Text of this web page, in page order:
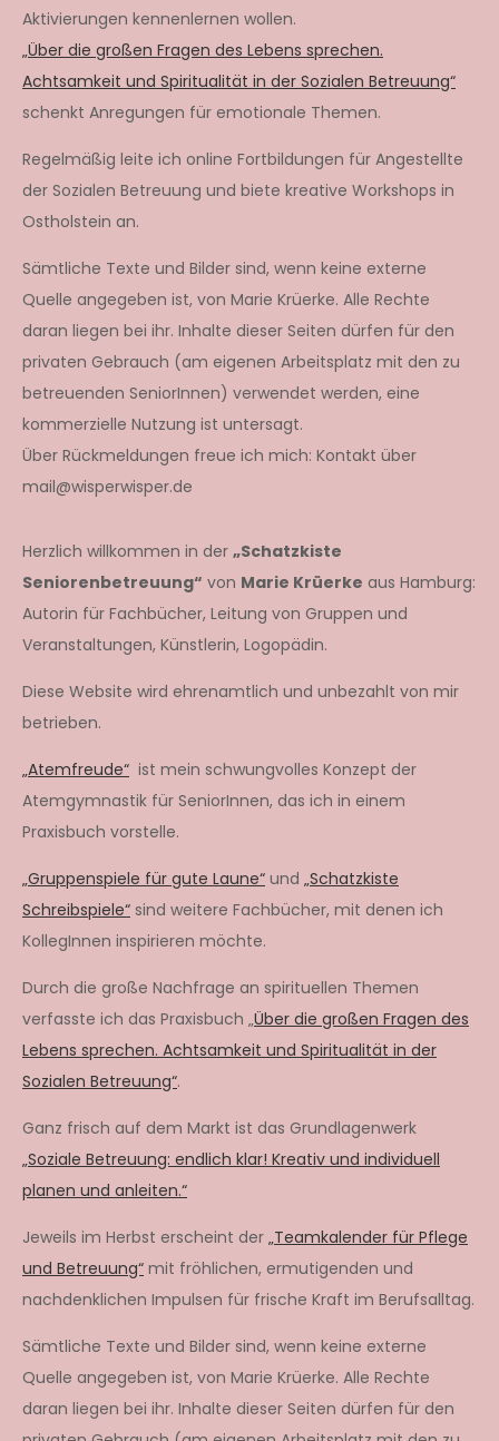
Aktivierungen kennenlernen wollen.
„Über die großen Fragen des Lebens sprechen.
Achtsamkeit und Spiritualität in der Sozialen Betreuung“
schenkt Anregungen für emotionale Themen.
Regelmäßig leite ich online Fortbildungen für Angestellte
der Sozialen Betreuung und biete kreative Workshops in
Ostholstein an.
Sämtliche Texte und Bilder sind, wenn keine externe
Quelle angegeben ist, von Marie Krüerke. Alle Rechte
daran liegen bei ihr. Inhalte dieser Seiten dürfen für den
privaten Gebrauch (am eigenen Arbeitsplatz mit den zu
betreuenden SeniorInnen) verwendet werden, eine
kommerzielle Nutzung ist untersagt.
Über Rückmeldungen freue ich mich: Kontakt über
mail@wisperwisper.de
Herzlich willkommen in der „Schatzkiste
Seniorenbetreuung“ von Marie Krüerke aus Hamburg:
Autorin für Fachbücher, Leitung von Gruppen und
Veranstaltungen, Künstlerin, Logopädin.
Diese Website wird ehrenamtlich und unbezahlt von mir
betrieben.
„Atemfreude“ ist mein schwungvolles Konzept der
Atemgymnastik für SeniorInnen, das ich in einem
Praxisbuch vorstelle.
„Gruppenspiele für gute Laune“ und „Schatzkiste
Schreibspiele“ sind weitere Fachbücher, mit denen ich
KollegInnen inspirieren möchte.
Durch die große Nachfrage an spirituellen Themen
verfasste ich das Praxisbuch „Über die großen Fragen des
Lebens sprechen. Achtsamkeit und Spiritualität in der
Sozialen Betreuung“.
Ganz frisch auf dem Markt ist das Grundlagenwerk
„Soziale Betreuung: endlich klar! Kreativ und individuell
planen und anleiten.“
Jeweils im Herbst erscheint der „Teamkalender für Pflege
und Betreuung“ mit fröhlichen, ermutigenden und
nachdenklichen Impulsen für frische Kraft im Berufsalltag.
Sämtliche Texte und Bilder sind, wenn keine externe
Quelle angegeben ist, von Marie Krüerke. Alle Rechte
daran liegen bei ihr. Inhalte dieser Seiten dürfen für den